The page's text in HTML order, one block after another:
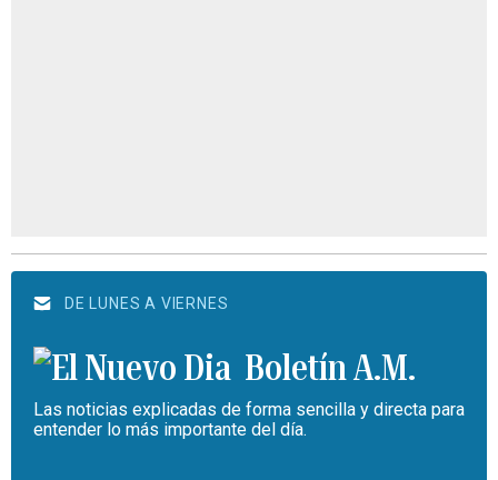
DE LUNES A VIERNES
Boletín A.M.
Las noticias explicadas de forma sencilla y directa para
entender lo más importante del día.